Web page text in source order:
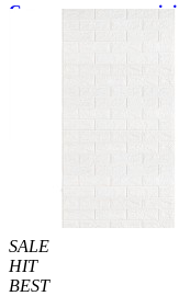
Самоклеюча
мозаїка 300х300х3мм
В
SALE
HIT
BEST